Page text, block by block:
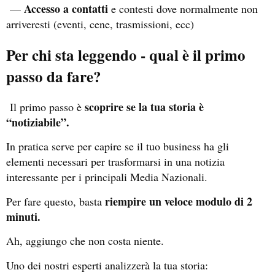
— Accesso a contatti e contesti dove normalmente non
arriveresti (eventi, cene, trasmissioni, ecc)
Per chi sta leggendo - qual è il primo
passo da fare?
Il primo passo è scoprire se la tua storia è
“notiziabile”.
In pratica serve per capire se il tuo business ha gli
elementi necessari per trasformarsi in una notizia
interessante per i principali Media Nazionali.
Per fare questo, basta riempire un veloce modulo di 2
minuti.
Ah, aggiungo che non costa niente.
Uno dei nostri esperti analizzerà la tua storia: